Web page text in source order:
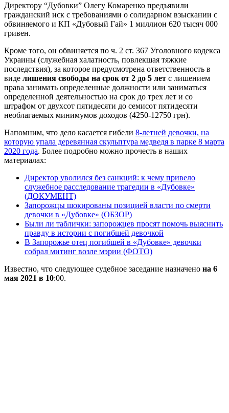
Директору “Дубовки” Олегу Комаренко предъявили
гражданский иск с требованиями о солидарном взыскании с
обвиняемого и КП «Дубовый Гай» 1 миллион 620 тысяч 000
гривен.
Кроме того, он обвиняется по ч. 2 ст. 367 Уголовного кодекса
Украины (служебная халатность, повлекшая тяжкие
последствия), за которое предусмотрена ответственность в
виде лишения свободы на срок от 2 до 5 лет с лишением
права занимать определенные должности или заниматься
определенной деятельностью на срок до трех лет и со
штрафом от двухсот пятидесяти до семисот пятидесяти
необлагаемых минимумов доходов (4250-12750 грн).
Напомним, что дело касается гибели 8-летней девочки, на
которую упала деревянная скульптура медведя в парке 8 марта
2020 года. Более подробно можно прочесть в наших
материалах:
Директор уволился без санкций: к чему привело
служебное расследование трагедии в «Дубовке»
(ДОКУМЕНТ)
Запорожцы шокированы позицией власти по смерти
девочки в «Дубовке» (ОБЗОР)
Были ли таблички: запорожцев просят помочь выяснить
правду в истории с погибшей девочкой
В Запорожье отец погибшей в «Дубовке» девочки
собрал митинг возле мэрии (ФОТО)
Известно, что следующее судебное заседание назначено на 6
мая 2021 в 10:00.